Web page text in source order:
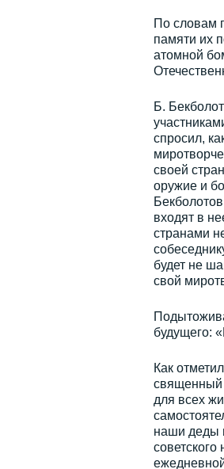
По словам
памяти их
атомной
Б.
спросил,
своей
оружие и
входят в
странами
будет не
свой
будущего:
Как
священный
для всех
наши деды